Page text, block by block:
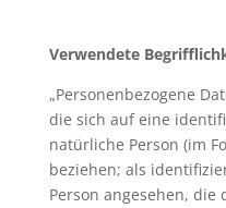
Verwendete
„Personenbezogene
die sich auf eine
natürliche Person (im
beziehen; als
Person angesehen,